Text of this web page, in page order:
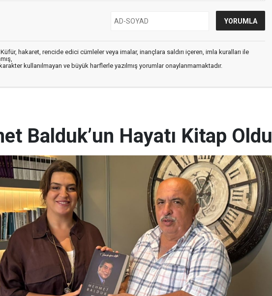
Küfür, hakaret, rencide edici cümleler veya imalar, inançlara saldırı içeren, imla kuralları ile
kullanılmayan ve büyük harflerle yazılmış yorumlar onaylanmamaktadır.
Balduk’un Hayatı Kitap Oldu